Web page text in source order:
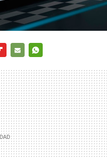
MAIL